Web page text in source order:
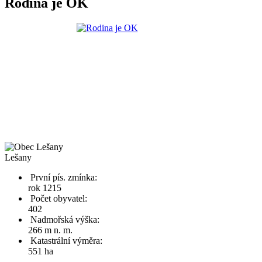
Rodina je OK
Lešany
První pís. zmínka:
rok 1215
Počet obyvatel:
402
Nadmořská výška:
266 m n. m.
Katastrální výměra:
551 ha